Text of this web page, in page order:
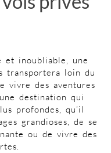
et inoubliable, une
transportera loin du
vivre des aventures
destination qui
profondes, qu’il
grandioses, de se
ou de vivre des